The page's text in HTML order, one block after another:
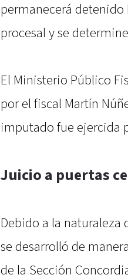
permanecerá detenido
procesal y se
El Ministerio Público
por el fiscal Martín
imputado fue ejercida
Juicio a puertas
Debido a la
se desarrolló de
de la Sección